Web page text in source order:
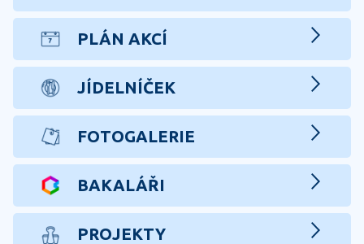
PLÁN AKCÍ
JÍDELNÍČEK
FOTOGALERIE
BAKALÁŘI
PROJEKTY